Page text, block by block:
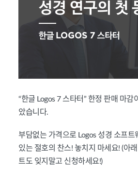
“한글 Logos 7 스타터” 한정 판매 마감이
았습니다.
부담없는 가격으로 Logos 성경 소프트
있는 절호의 찬스! 놓치지 마세요! (아
트도 잊지말고 신청하세요!)